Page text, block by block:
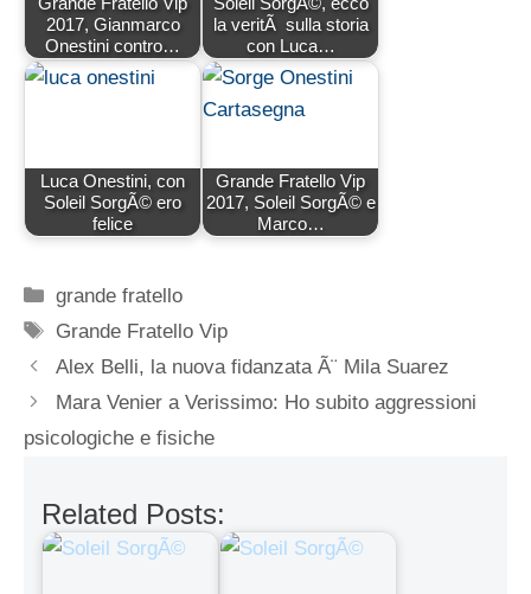
2017, Gianmarco
Onestini contro…
la veritÃ sulla storia
con Luca…
Luca Onestini, con
Soleil SorgÃ© ero
felice
Grande Fratello Vip
2017, Soleil SorgÃ© e
Marco…
Categorie
grande fratello
Tag
Grande Fratello Vip
Alex Belli, la nuova fidanzata Ã¨ Mila Suarez
Mara Venier a Verissimo: Ho subito aggressioni
psicologiche e fisiche
Related Posts: